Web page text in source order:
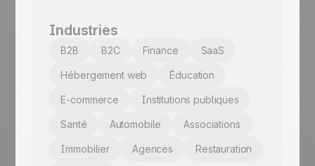
Industries
B2B B2C Finance SaaS
Hébergement web Éducation
E-commerce Institutions publiques
Santé Automobile Associations
Immobilier Agences Restauration